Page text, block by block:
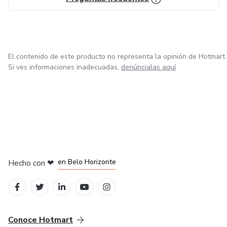
El contenido de este producto no representa la opinión de Hotmart.
Si ves informaciones inadecuadas, denúncialas aquí
Hecho con ❤ en Belo Horizonte
Conoce Hotmart